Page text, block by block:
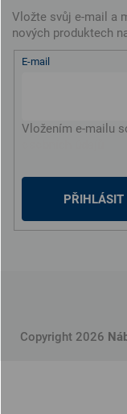
Vložte svůj e-mail a
nových produktech
E-mail
Vložením e-mailu
PŘIHLÁSIT
Copyright 2026